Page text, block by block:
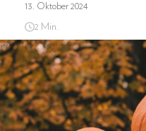
13. Oktober 2024
2 Min.